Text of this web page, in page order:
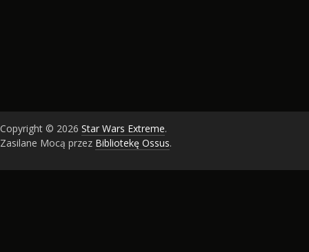
Copyright © 2026 Star Wars Extreme.
Zasilane Mocą przez Bibliotekę Ossus.